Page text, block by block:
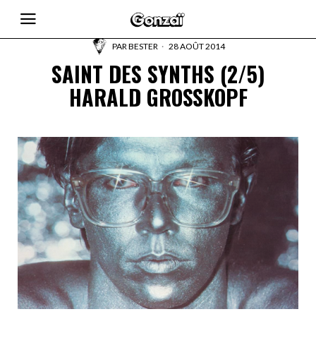
PARBESTER 28 AOÛT 2014
SAINT DES SYNTHS (2/5)
HARALD GROSSKOPF